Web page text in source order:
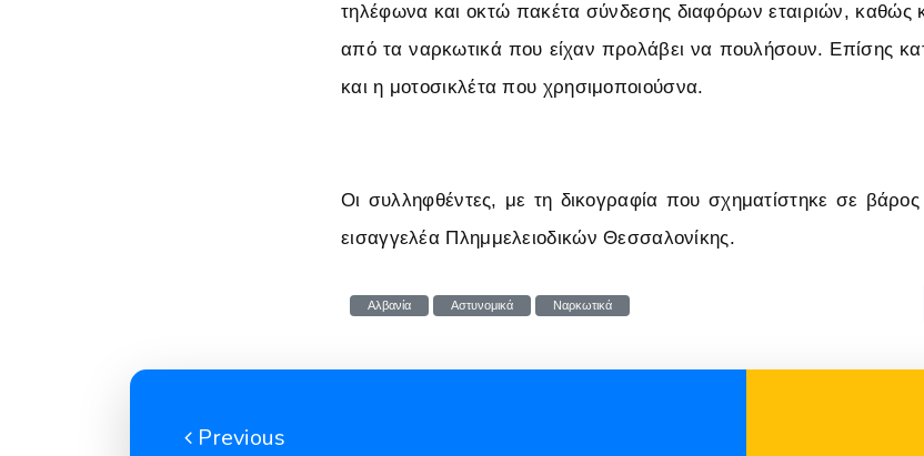
τηλέφωνα και οκτώ πακέτα σύνδεσης διαφόρων εταιριών, καθώς
από τα ναρκωτικά που είχαν προλάβει να πουλήσουν. Επίσης
και η μοτοσικλέτα που χρησιμοποιούσνα.
Οι συλληφθέντες, με τη δικογραφία που σχηματίστηκε σε
εισαγγελέα Πλημμελειοδικών Θεσσαλονίκης.
Αλβανία Αστυνομικά Ναρκωτικά
Previous